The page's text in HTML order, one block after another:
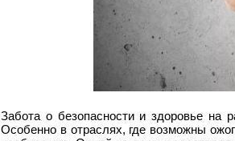
Забота о безопасности и здоровье на
Особенно в отраслях, где возможны